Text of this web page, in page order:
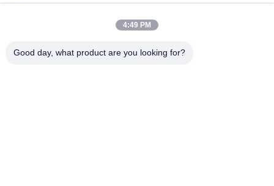
поглощения воды PEI 4
4:49 PM
Good day, what product are you looking for?